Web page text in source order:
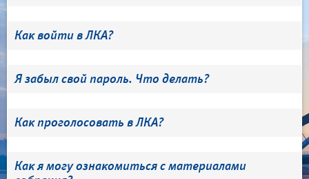
Как войти в ЛКА?
Я забыл свой пароль. Что делать?
Как проголосовать в ЛКА?
Как я могу ознакомиться с материалами